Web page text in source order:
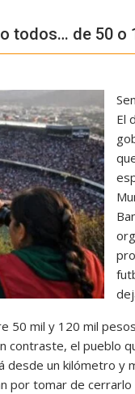
todos… de 50 o
El
50 mil y 120 mil
contraste, el pueblo
un kilómetro y
por tomar de